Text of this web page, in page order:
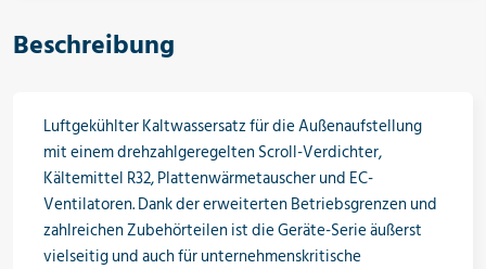
Kältemittel & Technische Gase
Öle & Solen
Beschreibung
Luftgekühlter Kaltwassersatz für die Außenaufstellung
mit einem drehzahlgeregelten Scroll-Verdichter,
Kältemittel R32, Plattenwärmetauscher und EC-
Ventilatoren. Dank der erweiterten Betriebsgrenzen und
zahlreichen Zubehörteilen ist die Geräte-Serie äußerst
vielseitig und auch für unternehmenskritische